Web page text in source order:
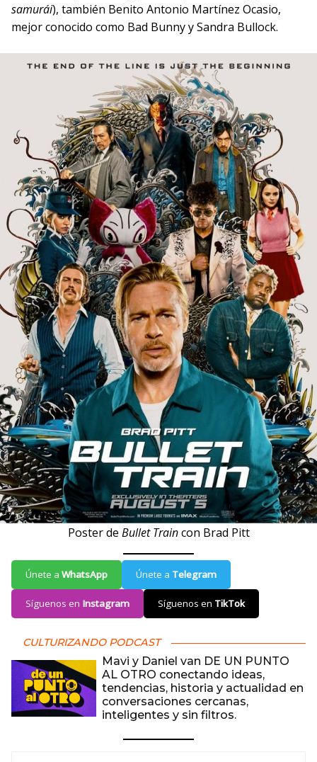
samurái), también Benito Antonio Martínez Ocasio,
mejor conocido como Bad Bunny y Sandra Bullock.
Poster de Bullet Traincon Brad Pitt
Únete a WhatsApp Únete a Telegram
Síguenos en Instagram Síguenos en TikTok
CULTURIZANDO PODCAST
Mavi y Daniel van DE UN PUNTO
AL OTRO conectando ideas,
tendencias, historia y actualidad en
conversaciones cercanas,
inteligentes y sin filtros.